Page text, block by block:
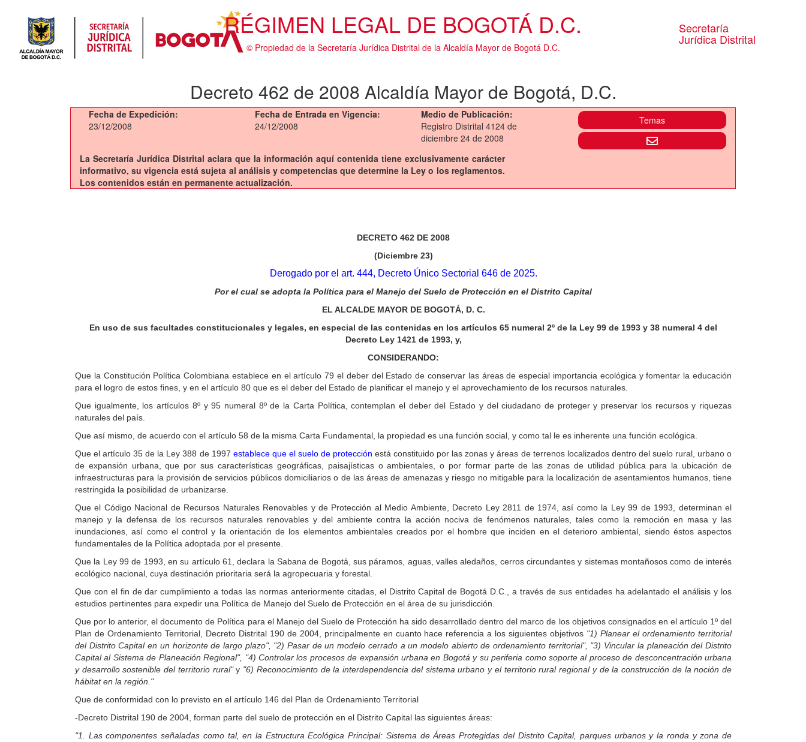
RÉGIMEN LEGAL DE BOGOTÁ D.C.
© Propiedad de la Secretaría Jurídica Distrital de la Alcaldía Mayor de Bogotá D.C.
Secretaría
Jurídica Distrital
Decreto 462 de 2008 Alcaldía Mayor de Bogotá, D.C.
Fecha de Expedición:
23/12/2008
Fecha de Entrada en Vigencia:
24/12/2008
Medio de Publicación:
Registro Distrital 4124 de
diciembre 24 de 2008
Temas
La Secretaría Jurídica Distrital aclara que la información aquí contenida tiene exclusivamente carácter
informativo, su vigencia está sujeta al análisis y competencias que determine la Ley o los reglamentos.
Los contenidos están en permanente actualización.
DECRETO 462 DE 2008
(Diciembre 23)
Derogado por el art. 444, Decreto Único Sectorial 646 de 2025.
Por el cual se adopta la Política para el Manejo del Suelo de Protección en el Distrito Capital
EL ALCALDE MAYOR DE BOGOTÁ, D. C.
En uso de sus facultades constitucionales y legales, en especial de las contenidas en los artículos 65 numeral 2º de la Ley 99 de 1993 y 38 numeral 4 del
Decreto Ley 1421 de 1993, y,
CONSIDERANDO:
Que la Constitución Política Colombiana establece en el artículo 79 el deber del Estado de conservar las áreas de especial importancia ecológica y fomentar la educación
para el logro de estos fines, y en el artículo 80 que es el deber del Estado de planificar el manejo y el aprovechamiento de los recursos naturales.
Que igualmente, los artículos 8º y 95 numeral 8º de la Carta Política, contemplan el deber del Estado y del ciudadano de proteger y preservar los recursos y riquezas
naturales del país.
Que así mismo, de acuerdo con el artículo 58 de la misma Carta Fundamental, la propiedad es una función social, y como tal le es inherente una función ecológica.
Que el artículo 35 de la Ley 388 de 1997 establece que el suelo de protección está constituido por las zonas y áreas de terrenos localizados dentro del suelo rural, urbano o
de expansión urbana, que por sus características geográficas, paisajísticas o ambientales, o por formar parte de las zonas de utilidad pública para la ubicación de
infraestructuras para la provisión de servicios públicos domiciliarios o de las áreas de amenazas y riesgo no mitigable para la localización de asentamientos humanos, tiene
restringida la posibilidad de urbanizarse.
Que el Código Nacional de Recursos Naturales Renovables y de Protección al Medio Ambiente, Decreto Ley 2811 de 1974, así como la Ley 99 de 1993, determinan el
manejo y la defensa de los recursos naturales renovables y del ambiente contra la acción nociva de fenómenos naturales, tales como la remoción en masa y las
inundaciones, así como el control y la orientación de los elementos ambientales creados por el hombre que inciden en el deterioro ambiental, siendo éstos aspectos
fundamentales de la Política adoptada por el presente.
Que la Ley 99 de 1993, en su artículo 61, declara la Sabana de Bogotá, sus páramos, aguas, valles aledaños, cerros circundantes y sistemas montañosos como de interés
ecológico nacional, cuya destinación prioritaria será la agropecuaria y forestal.
Que con el fin de dar cumplimiento a todas las normas anteriormente citadas, el Distrito Capital de Bogotá D.C., a través de sus entidades ha adelantado el análisis y los
estudios pertinentes para expedir una Política de Manejo del Suelo de Protección en el área de su jurisdicción.
Que por lo anterior, el documento de Política para el Manejo del Suelo de Protección ha sido desarrollado dentro del marco de los objetivos consignados en el artículo 1º del
Plan de Ordenamiento Territorial, Decreto Distrital 190 de 2004, principalmente en cuanto hace referencia a los siguientes objetivos "1) Planear el ordenamiento territorial
del Distrito Capital en un horizonte de largo plazo", "2) Pasar de un modelo cerrado a un modelo abierto de ordenamiento territorial", "3) Vincular la planeación del Distrito
Capital al Sistema de Planeación Regional", "4) Controlar los procesos de expansión urbana en Bogotá y su periferia como soporte al proceso de desconcentración urbana
y desarrollo sostenible del territorio rural"y "6) Reconocimiento de la interdependencia del sistema urbano y el territorio rural regional y de la construcción de la noción de
hábitat en la región."
Que de conformidad con lo previsto en el artículo 146 del Plan de Ordenamiento Territorial
-Decreto Distrital 190 de 2004, forman parte del suelo de protección en el Distrito Capital las siguientes áreas:
"1. Las componentes señaladas como tal, en la Estructura Ecológica Principal: Sistema de Áreas Protegidas del Distrito Capital, parques urbanos y la ronda y zona de